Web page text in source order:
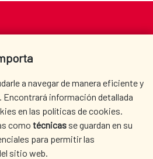
a navegar de manera eficiente y
información detallada
en las políticas de cookies.
como técnicas se guardan en su
para permitir las
sitio web.
WHERE DO WE COOPERATE?
PRESS ROOM